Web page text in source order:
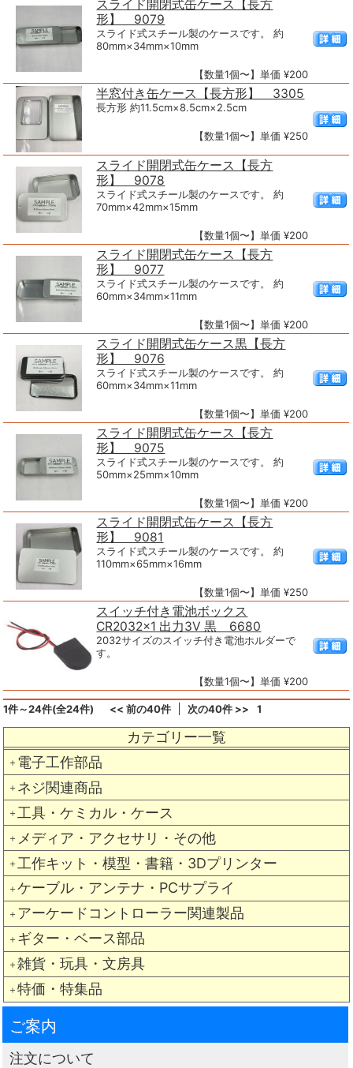
カテゴリー一覧
＋ 電子工作部品
＋ ネジ関連商品
＋ 工具・ケミカル・ケース
＋ メディア・アクセサリ・その他
＋ 工作キット・模型・書籍・3Dプリンター
＋ ケーブル・アンテナ・PCサプライ
＋ アーケードコントローラー関連製品
＋ ギター・ベース部品
＋ 雑貨・玩具・文房具
＋ 特価・特集品
スライド開閉式缶ケース【長方
形】 9079
スライド式スチール製のケースです。 約
80mm×34mm×10mm
【数量1個〜】単価 ¥200
半窓付き缶ケース【長方形】 3305
長方形 約11.5cm×8.5cm×2.5cm
【数量1個〜】単価 ¥250
スライド開閉式缶ケース【長方
形】 9078
スライド式スチール製のケースです。 約
70mm×42mm×15mm
【数量1個〜】単価 ¥200
スライド開閉式缶ケース【長方
形】 9077
スライド式スチール製のケースです。 約
60mm×34mm×11mm
【数量1個〜】単価 ¥200
スライド開閉式缶ケース黒【長方
形】 9076
スライド式スチール製のケースです。 約
60mm×34mm×11mm
【数量1個〜】単価 ¥200
スライド開閉式缶ケース【長方
形】 9075
スライド式スチール製のケースです。 約
50mm×25mm×10mm
【数量1個〜】単価 ¥200
スライド開閉式缶ケース【長方
形】 9081
スライド式スチール製のケースです。 約
110mm×65mm×16mm
【数量1個〜】単価 ¥250
スイッチ付き電池ボックス
CR2032×1 出力3V 黒 6680
2032サイズのスイッチ付き電池ホルダーで
す。
【数量1個〜】単価 ¥200
1件～24件(全24件) << 前の40件 次の40件 >> 1
ご案内
注文について